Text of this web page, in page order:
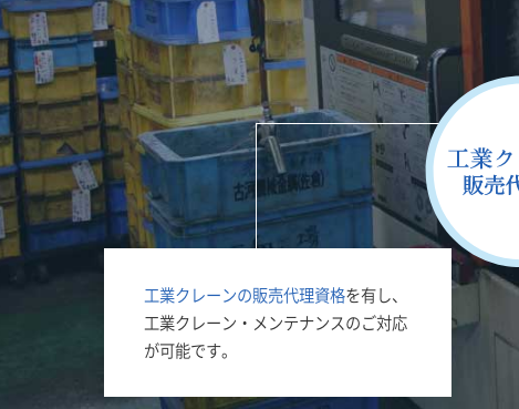
工業クレーンの販売代理資格を有し、
工業クレーン・メンテナンスのご対応
が可能です。